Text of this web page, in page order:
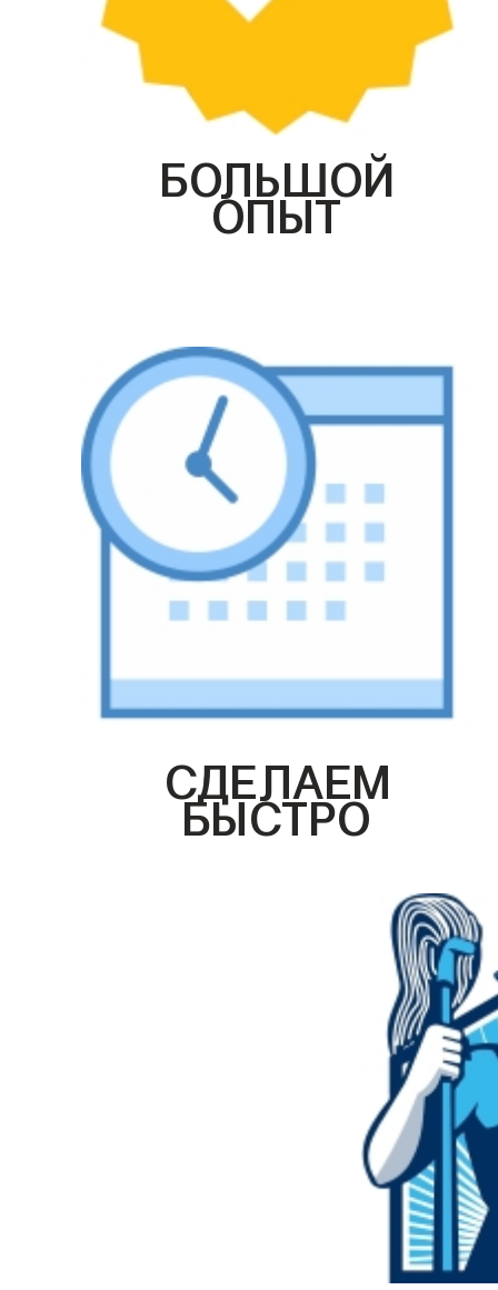
БОЛЬШОЙ
ОПЫТ
СДЕЛАЕМ
БЫСТРО